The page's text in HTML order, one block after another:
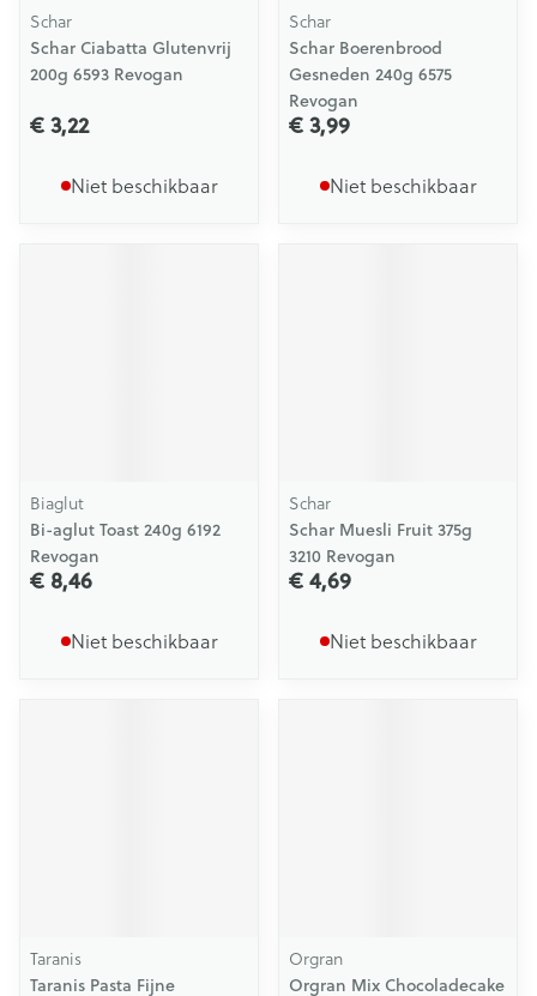
Schar
Schar Ciabatta Glutenvrij
200g 6593 Revogan
€ 3,22
Niet beschikbaar
Schar
Schar Boerenbrood
Gesneden 240g 6575
Revogan
€ 3,99
Niet beschikbaar
Biaglut
Bi-aglut Toast 240g 6192
Revogan
€ 8,46
Niet beschikbaar
Schar
Schar Muesli Fruit 375g
3210 Revogan
€ 4,69
Niet beschikbaar
Taranis
Taranis Pasta Fijne
Orgran
Orgran Mix Chocoladecake